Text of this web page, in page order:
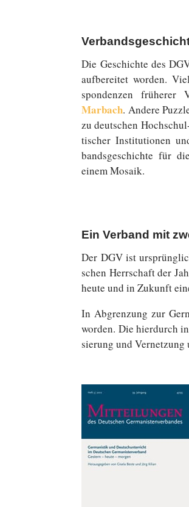
Die Ge­schich­te des
auf­be­rei­tet worden.
spon­den­zen frü­he­rer
Marbach. Andere
zu deutschen
ti­scher In­sti­tu­tio­nen
bands­ge­schich­te für
einem Mosaik.
Ein Verband mit
Der DGV ist
schen Herr­schaft der
heute und in Zukunft
In Ab­gren­zung zur
worden. Die hier­durch
sie­rung und